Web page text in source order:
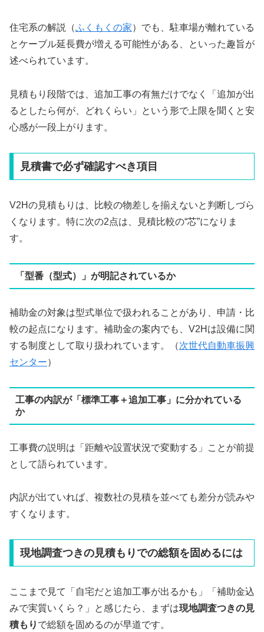
住宅系の解説（ふくもくの家）でも、駐車場が離れている
とケーブル延長費が増える可能性がある、といった趣旨が
述べられています。
見積もり段階では、追加工事の有無だけでなく「追加が出
るとしたら何が、どれくらい」という形で上限を聞くと安
心感が一段上がります。
見積書で必ず確認すべき項目
V2Hの見積もりは、比較の物差しを揃えないと判断しづら
くなります。特に次の2点は、見積比較の“芯”になりま
す。
「型番（型式）」が明記されているか
補助金の対象は型式単位で扱われることがあり、申請・比
較の起点になります。補助金の案内でも、V2Hは設備に関
する制度として取り扱われています。（次世代自動車振興
センター）
工事の内訳が「標準工事＋追加工事」に分かれている
か
工事費の説明は「距離や設置状況で変動する」ことが前提
として語られています。
内訳が出ていれば、複数社の見積を並べても差分が読みや
すくなります。
現地調査つきの見積もりでの総額を固めるには
ここまで見て「自宅だと追加工事が出るかも」「補助金込
みで実質いくら？」と感じたら、まずは現地調査つきの見
積もり で総額を固めるのが早道です。